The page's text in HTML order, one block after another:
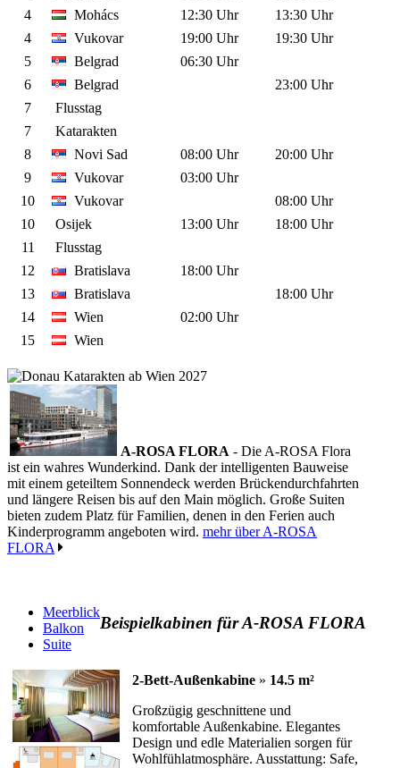
4
Mohács 12:30 Uhr
13:30 Uhr
4
Vukovar 19:00 Uhr
19:30 Uhr
5
Belgrad
06:30 Uhr
6
Belgrad
23:00 Uhr
7
Flusstag
7
Katarakten
8
Novi Sad 08:00 Uhr
20:00 Uhr
9
Vukovar
03:00 Uhr
10
Vukovar
08:00 Uhr
10
Osijek 13:00 Uhr
18:00 Uhr
11
Flusstag
12
Bratislava
18:00 Uhr
13
Bratislava
18:00 Uhr
14
Wien
02:00 Uhr
15
Wien
A-ROSA FLORA - Die A-ROSA Flora
ist ein wahres Wunderkind. Dank der intelligenten Bauweise
mit einem geteiltem Sonnendeck werden Brückendurchfahrten
und längere Reisen bis auf den Main möglich. Große Suiten
bieten zudem Platz für Familien, denen in den Ferien auch
Kinderprogramm angeboten wird. mehr über A-ROSA
FLORA
Beispielkabinen für A-ROSA FLORA
Meerblick
Balkon
Suite
2-Bett-Außenkabine » 14.5 m²
Großzügig geschnittene und
komfortable Außenkabine. Elegantes
Design und edle Materialien sorgen für
Wohlfühlatmosphäre. Ausstattung: Safe,